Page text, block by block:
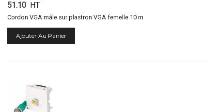
51.10 HT
Cordon VGA mâle sur plastron VGA femelle 10 m
Ajouter Au Panier